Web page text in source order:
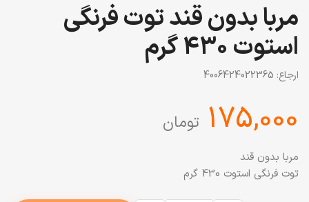
مربا بدون قند توت فرنگی
استوت 430 گرم
ارجاع: 4006424022365
‎175,000 تومان
مربا بدون قند
توت فرنگی استوت 430 گرم